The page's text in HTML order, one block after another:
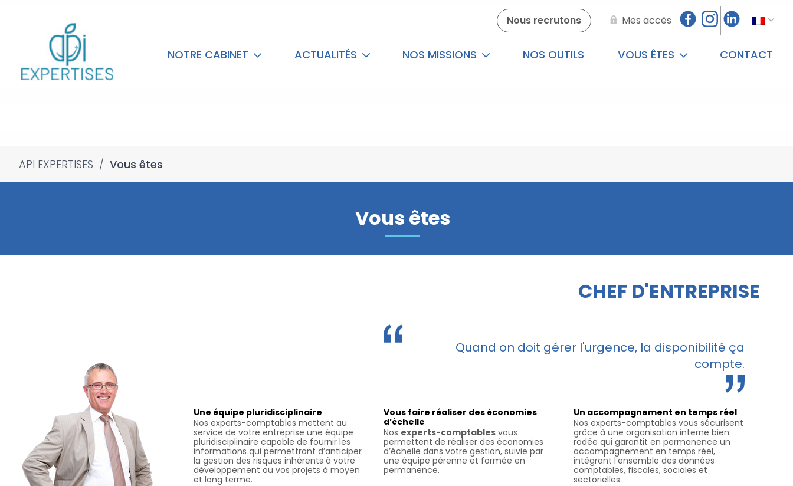
Nous recrutons Mes accès
NOTRE CABINET ACTUALITÉS NOS MISSIONS NOS OUTILS VOUS ÊTES CONTACT
API EXPERTISES / Vous êtes
Vous êtes
CHEF D'ENTREPRISE
Quand on doit gérer l'urgence, la disponibilité ça
compte.
Une équipe pluridisciplinaire
Nos experts-comptables mettent au
service de votre entreprise une équipe
pluridisciplinaire capable de fournir les
informations qui permettront d’anticiper
la gestion des risques inhérents à votre
développement ou vos projets à moyen
et long terme.
Vous faire réaliser des économies
d’échelle
Nos experts-comptablesvous
permettent de réaliser des économies
d’échelle dans votre gestion, suivie par
une équipe pérenne et formée en
permanence.
Un accompagnement en temps réel
Nos experts-comptables vous sécurisent
grâce à une organisation interne bien
rodée qui garantit en permanence un
accompagnement en temps réel,
intégrant l’ensemble des données
comptables, fiscales, sociales et
sectorielles.